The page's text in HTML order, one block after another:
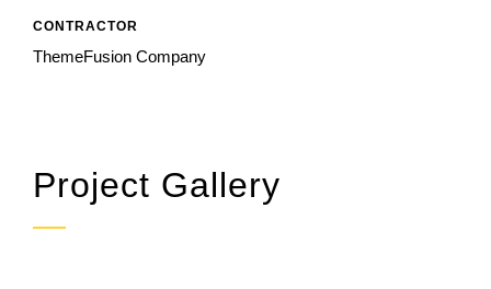
CONTRACTOR
ThemeFusion Company
Project Gallery